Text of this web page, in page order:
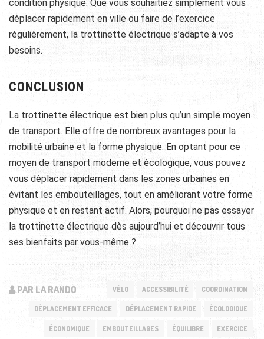
condition physique. Que vous souhaitiez simplement vous
déplacer rapidement en ville ou faire de l’exercice
régulièrement, la trottinette électrique s’adapte à vos
besoins.
CONCLUSION
La trottinette électrique est bien plus qu’un simple moyen
de transport. Elle offre de nombreux avantages pour la
mobilité urbaine et la forme physique. En optant pour ce
moyen de transport moderne et écologique, vous pouvez
vous déplacer rapidement dans les zones urbaines en
évitant les embouteillages, tout en améliorant votre forme
physique et en restant actif. Alors, pourquoi ne pas essayer
la trottinette électrique dès aujourd’hui et découvrir tous
ses bienfaits par vous-même ?
PAR LA RANDO VÉLO ACCESSIBILITÉ COORDINATION
DÉPLACEMENT EFFICACE DÉPLACEMENT RAPIDE ÉCOLOGIQUE
ÉCONOMIQUE EMBOUTEILLAGES ÉQUILIBRE EXERCICE